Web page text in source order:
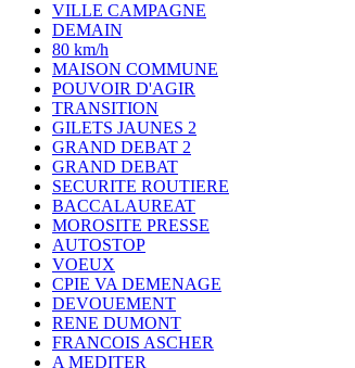
VILLE CAMPAGNE
DEMAIN
80 km/h
MAISON COMMUNE
POUVOIR D'AGIR
TRANSITION
GILETS JAUNES 2
GRAND DEBAT 2
GRAND DEBAT
SECURITE ROUTIERE
BACCALAUREAT
MOROSITE PRESSE
AUTOSTOP
VOEUX
CPIE VA DEMENAGE
DEVOUEMENT
RENE DUMONT
FRANCOIS ASCHER
A MEDITER